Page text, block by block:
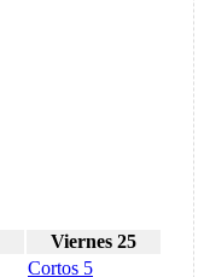
Viernes 25
Cortos 5